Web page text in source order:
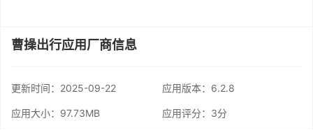
曹操出行应用厂商信息
更新时间： 2025-09-22 应用版本：6.2.8
应用大小：97.73MB 应用评分： 3分